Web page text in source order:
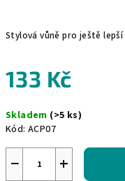
Stylová vůně pro ještě
133 Kč
cena:
Skladem (>5 ks)
Kód: ACP07
+
−